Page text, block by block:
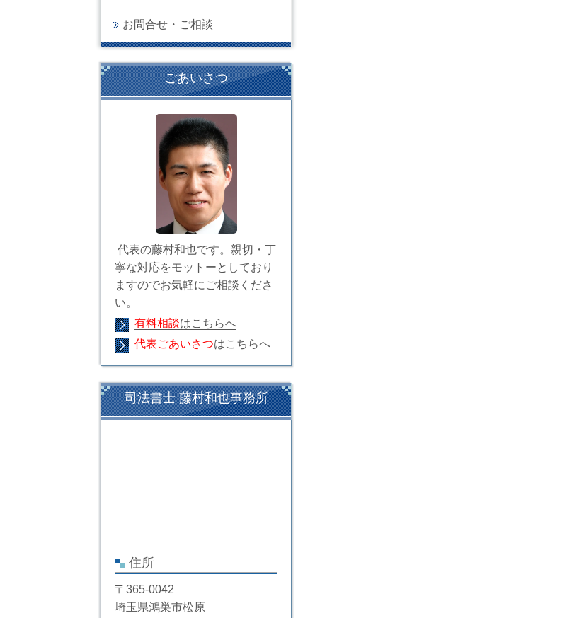
お問合せ・ご相談
ごあいさつ
代表の藤村和也です。親切・丁
寧な対応をモットーとしており
ますのでお気軽にご相談くださ
い。
有料相談はこちらへ
代表ごあいさつはこちらへ
司法書士 藤村和也事務所
住所
〒365-0042
埼玉県鴻巣市松原